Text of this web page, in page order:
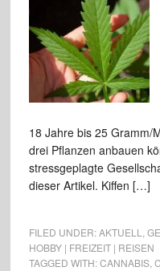
18 Jahre bis 25 Gramm/
drei Pflanzen anbauen
stressgeplagte
dieser Artikel. Kiffen […]
FILED UNDER:AKTUELL
HOBBY | FREIZEIT | REISEN
TAGGED WITH:CANNABIS,